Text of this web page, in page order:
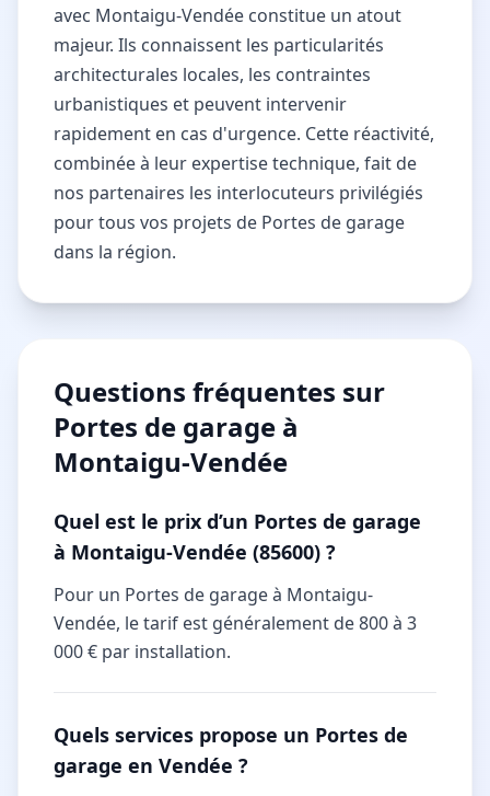
avec Montaigu-Vendée constitue un atout
majeur. Ils connaissent les particularités
architecturales locales, les contraintes
urbanistiques et peuvent intervenir
rapidement en cas d'urgence. Cette réactivité,
combinée à leur expertise technique, fait de
nos partenaires les interlocuteurs privilégiés
pour tous vos projets de Portes de garage
dans la région.
Questions fréquentes sur
Portes de garage à
Montaigu-Vendée
Quel est le prix d’un Portes de garage
à Montaigu-Vendée (85600) ?
Pour un Portes de garage à Montaigu-
Vendée, le tarif est généralement de 800 à 3
000 € par installation.
Quels services propose un Portes de
garage en Vendée ?